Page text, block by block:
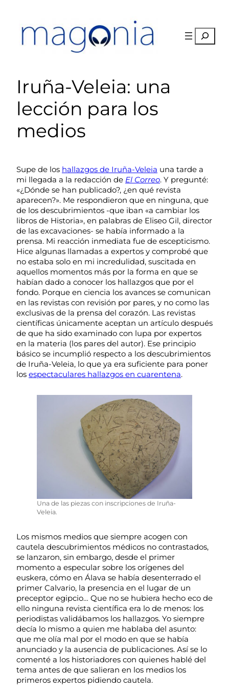
contenido
Buscar
Iruña-Veleia: una
lección para los
medios
Supe de los hallazgos de Iruña-Veleia una tarde a
mi llegada a la redacción de El Correo. Y pregunté:
«¿Dónde se han publicado?, ¿en qué revista
aparecen?». Me respondieron que en ninguna, que
de los descubrimientos -que iban «a cambiar los
libros de Historia», en palabras de Eliseo Gil, director
de las excavaciones- se había informado a la
prensa. Mi reacción inmediata fue de escepticismo.
Hice algunas llamadas a expertos y comprobé que
no estaba solo en mi incredulidad, suscitada en
aquellos momentos más por la forma en que se
habían dado a conocer los hallazgos que por el
fondo. Porque en ciencia los avances se comunican
en las revistas con revisión por pares, y no como las
exclusivas de la prensa del corazón. Las revistas
científicas únicamente aceptan un artículo después
de que ha sido examinado con lupa por expertos
en la materia (los pares del autor). Ese principio
básico se incumplió respecto a los descubrimientos
de Iruña-Veleia, lo que ya era suficiente para poner
los espectaculares hallazgos en cuarentena.
Una de las piezas con inscripciones de Iruña-
Veleia.
Los mismos medios que siempre acogen con
cautela descubrimientos médicos no contrastados,
se lanzaron, sin embargo, desde el primer
momento a especular sobre los orígenes del
euskera, cómo en Álava se había desenterrado el
primer Calvario, la presencia en el lugar de un
preceptor egipcio… Que no se hubiera hecho eco de
ello ninguna revista científica era lo de menos: los
periodistas validábamos los hallazgos. Yo siempre
decía lo mismo a quien me hablaba del asunto:
que me olía mal por el modo en que se había
anunciado y la ausencia de publicaciones. Así se lo
comenté a los historiadores con quienes hablé del
tema antes de que salieran en los medios los
primeros expertos pidiendo cautela.